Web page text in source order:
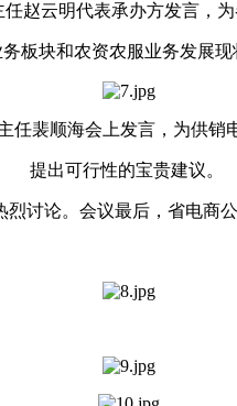
赵云明代表承办方发言，
务板块和农资农服业务发展现
任裴顺海会上发言，为供销
提出可行性的宝贵建议。
讨论。会议最后，省电商